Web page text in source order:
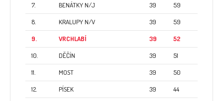
7. BENÁTKY N/J 39 59
8. KRALUPY N/V 39 59
9. VRCHLABÍ 39 52
10. DĚČÍN 39 51
11. MOST 39 50
12. PÍSEK 39 44